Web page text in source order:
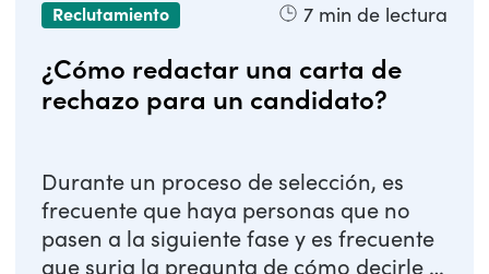
Reclutamiento 7 min de lectura
¿Cómo redactar una carta de
rechazo para un candidato?
Durante un proceso de selección, es
frecuente que haya personas que no
pasen a la siguiente fase y es frecuente
que surja la pregunta de cómo decirle a